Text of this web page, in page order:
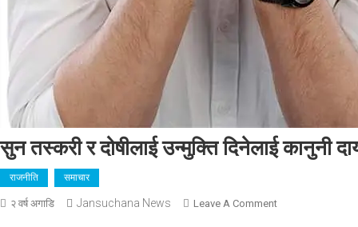
सुन तस्करी र दोषीलाई उन्मुक्ति दिनेलाई कानुनी
राजनीति समाचार
२ वर्ष अगाडि Jansuchana News Leave A CommentOn